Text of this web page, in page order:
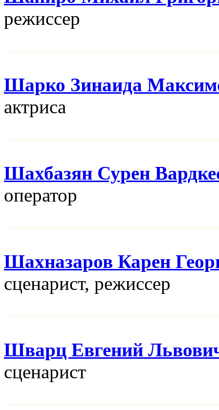
режисcер
Шарко Зинаида
актриса
Шахбазян Сурен
оператор
Шахназаров Карен
сценарист, режисcер
Шварц Евгений
сценарист